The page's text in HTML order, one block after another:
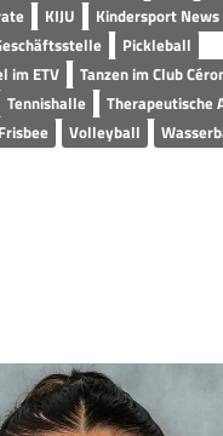
KIJU Kindersport News
Pickleball
im ETV
Tanzen im Club
Tennishalle
Therapeutische
Volleyball